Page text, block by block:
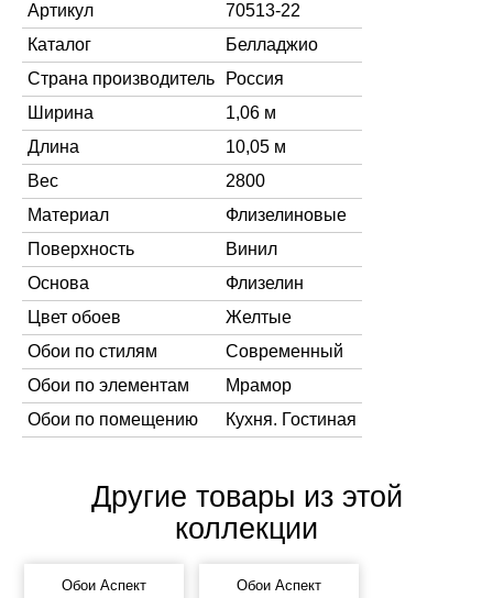
Артикул
70513-22
Каталог
Белладжио
Страна производитель
Россия
Ширина
1,06 м
Длина
10,05 м
Вес
2800
Материал
Флизелиновые
Поверхность
Винил
Основа
Флизелин
Цвет обоев
Желтые
Обои по стилям
Современный
Обои по элементам
Мрамор
Обои по помещению
Кухня. Гостиная
Другие товары из этой
коллекции
Обои Аспект
Обои Аспект